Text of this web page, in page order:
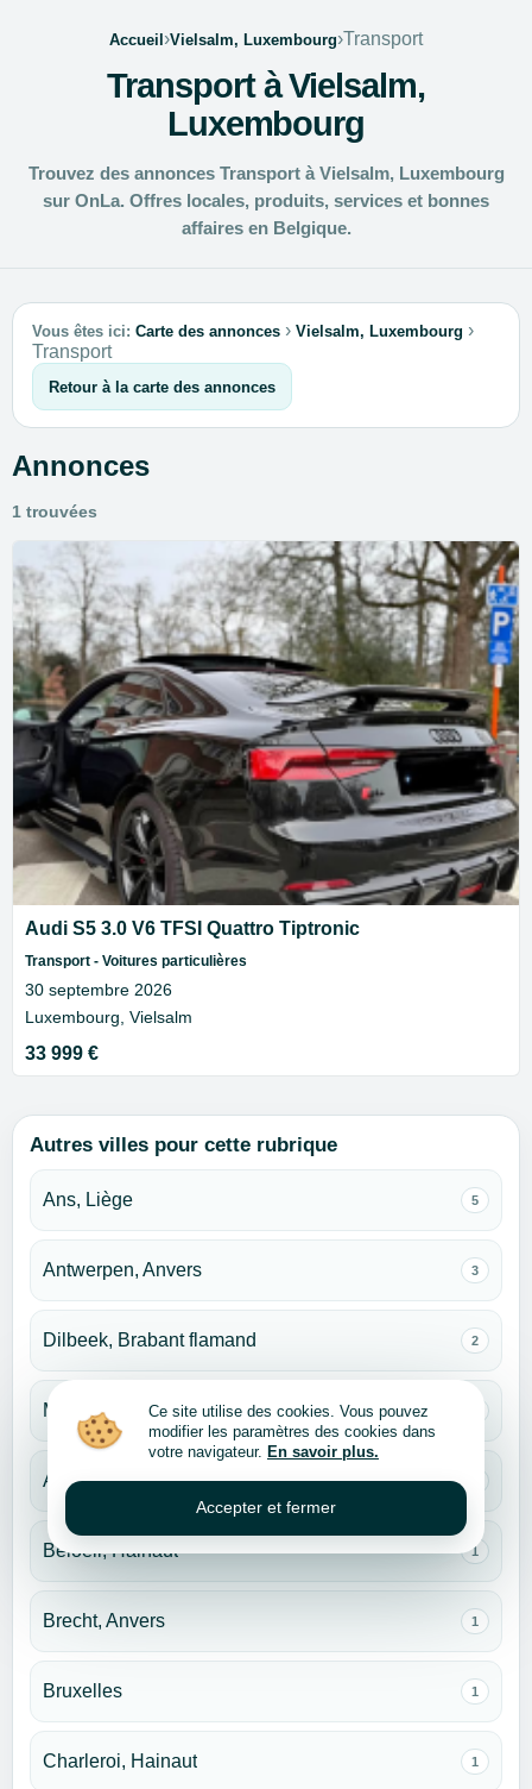
Accueil›Vielsalm, Luxembourg›Transport
Transport à Vielsalm,
Luxembourg
Trouvez des annonces Transport à Vielsalm, Luxembourg
sur OnLa. Offres locales, produits, services et bonnes
affaires en Belgique.
Vous êtes ici: Carte des annonces › Vielsalm, Luxembourg ›
Transport
Retour à la carte des annonces
Annonces
1 trouvées
Audi S5 3.0 V6 TFSI Quattro Tiptronic
Transport - Voitures particulières
30 septembre 2026
Luxembourg, Vielsalm
33 999 €
Autres villes pour cette rubrique
Ans, Liège 5
Antwerpen, Anvers 3
Dilbeek, Brabant flamand 2
Mons, Hainaut
Amay, Liège
Beloeil, Hainaut 1
Brecht, Anvers 1
Bruxelles 1
Charleroi, Hainaut 1
Ce site utilise des cookies. Vous pouvez
modifier les paramètres des cookies dans
votre navigateur. En savoir plus.
Accepter et fermer